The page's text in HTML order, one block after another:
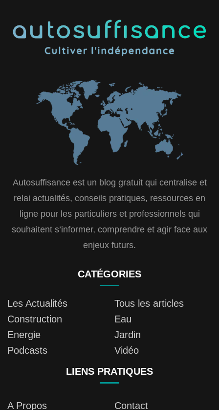
Autosuffisance est un blog gratuit qui centralise et
relai actualités, conseils pratiques, ressources en
ligne pour les particuliers et professionnels qui
souhaitent s’informer, comprendre et agir face aux
enjeux futurs.
CATÉGORIES
Les Actualités
Tous les articles
Construction
Eau
Energie
Jardin
Podcasts
Vidéo
LIENS PRATIQUES
A Propos
Contact